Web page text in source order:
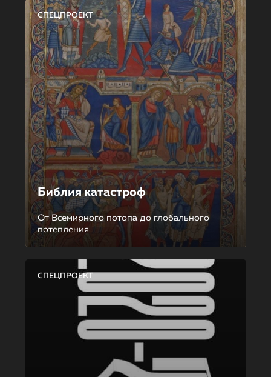
СПЕЦПРОЕКТ
Библия катастроф
От Всемирного потопа до глобального
потепления
СПЕЦПРОЕКТ